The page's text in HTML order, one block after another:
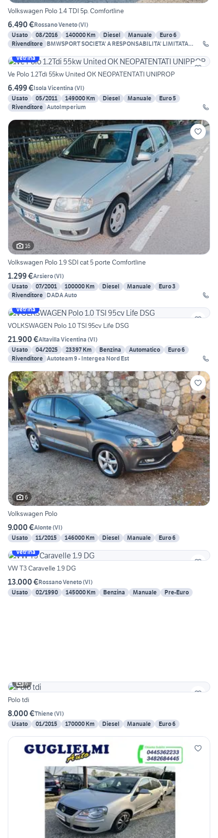
Volkswagen Polo 1.4 TDI 5p. Comfortline
6.490 €Rossano Veneto(VI)
Usato
08/2016 140000 Km Diesel Manuale
Euro 6
Rivenditore BMWSPORT SOCIETA' A RESPONSABILITA' LIMITATA
Vetrina
Ve Polo 1.2Tdi 55kw United OK NEOPATENTATI UNIPROP
6.499 €Isola Vicentina (VI)
Usato
05/2011 149000 Km Diesel Manuale
Euro 5
Rivenditore AutoImperium
16
Volkswagen Polo 1.9 SDI cat 5 porte Comfortline
1.299 €Arsiero(VI)
Usato
07/2001 100000 Km Diesel Manuale
Euro 3
Rivenditore DADA Auto
Vetrina
VOLKSWAGEN Polo 1.0 TSI 95cv Life DSG
21.900 €Altavilla Vicentina (VI)
Usato
04/2025 23397 Km Benzina Automatico
Euro 6
Rivenditore Autoteam 9 - Intergea Nord Est
6
Volkswagen Polo
9.000 €Alonte(VI)
Usato
11/2015 146000 Km Diesel Manuale
Euro 6
Vetrina
VW T3 Caravelle 1.9 DG
13.000 €Rossano Veneto(VI)
Usato
02/1990 145000 Km Benzina Manuale Pre-Euro
6
Polo tdi
8.000 €Thiene(VI)
Usato
01/2015 170000 Km Diesel Manuale Euro 6